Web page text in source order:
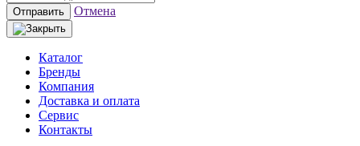
Отправить Отмена
Каталог
Бренды
Компания
Доставка и оплата
Сервис
Контакты